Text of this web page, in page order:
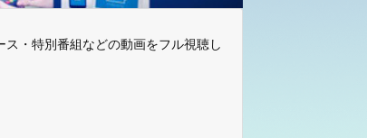
・特別番組などの動画をフル視聴し